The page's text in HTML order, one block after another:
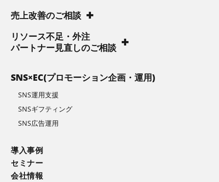
売上改善のご相談
リソース不足・外注
パートナー見直しのご相談
SNS×EC(プロモーション企画・運用)
SNS運用支援
SNSギフティング
SNS広告運用
導入事例
セミナー
会社情報